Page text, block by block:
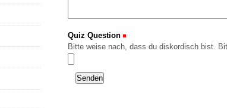
Quiz Question
Bitte weise nach, dass du diskordisch bist.